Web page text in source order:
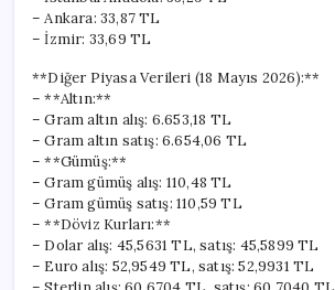
– Ankara: 33,87 TL
– İzmir: 33,69 TL
**Diğer Piyasa Verileri (18 Mayıs 2026):**
– **Altın:**
– Gram altın alış: 6.653,18 TL
– Gram altın satış: 6.654,06 TL
– **Gümüş:**
– Gram gümüş alış: 110,48 TL
– Gram gümüş satış: 110,59 TL
– **Döviz Kurları:**
– Dolar alış: 45,5631 TL, satış: 45,5899 TL
– Euro alış: 52,9549 TL, satış: 52,9931 TL